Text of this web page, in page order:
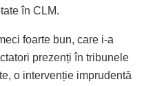
în CLM.
foarte bun, care i-a
prezenți în tribunele
o intervenție imprudentă